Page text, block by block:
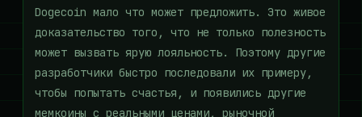
Dogecoin мало что может предложить. Это живое
доказательство того, что не только полезность
может вызвать ярую лояльность. Поэтому другие
разработчики быстро последовали их примеру,
чтобы попытать счастья, и появились другие
мемкоины с реальными ценами, рыночной